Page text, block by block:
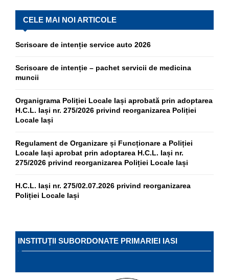
CELE MAI NOI ARTICOLE
Scrisoare de intenție service auto 2026
Scrisoare de intenție – pachet servicii de medicina
muncii
Organigrama Poliției Locale Iași aprobată prin adoptarea
H.C.L. Iași nr. 275/2026 privind reorganizarea Poliției
Locale Iași
Regulament de Organizare și Funcționare a Poliției
Locale Iași aprobat prin adoptarea H.C.L. Iași nr.
275/2026 privind reorganizarea Poliției Locale Iași
H.C.L. Iași nr. 275/02.07.2026 privind reorganizarea
Poliției Locale Iași
INSTITUȚII SUBORDONATE PRIMARIEI IASI